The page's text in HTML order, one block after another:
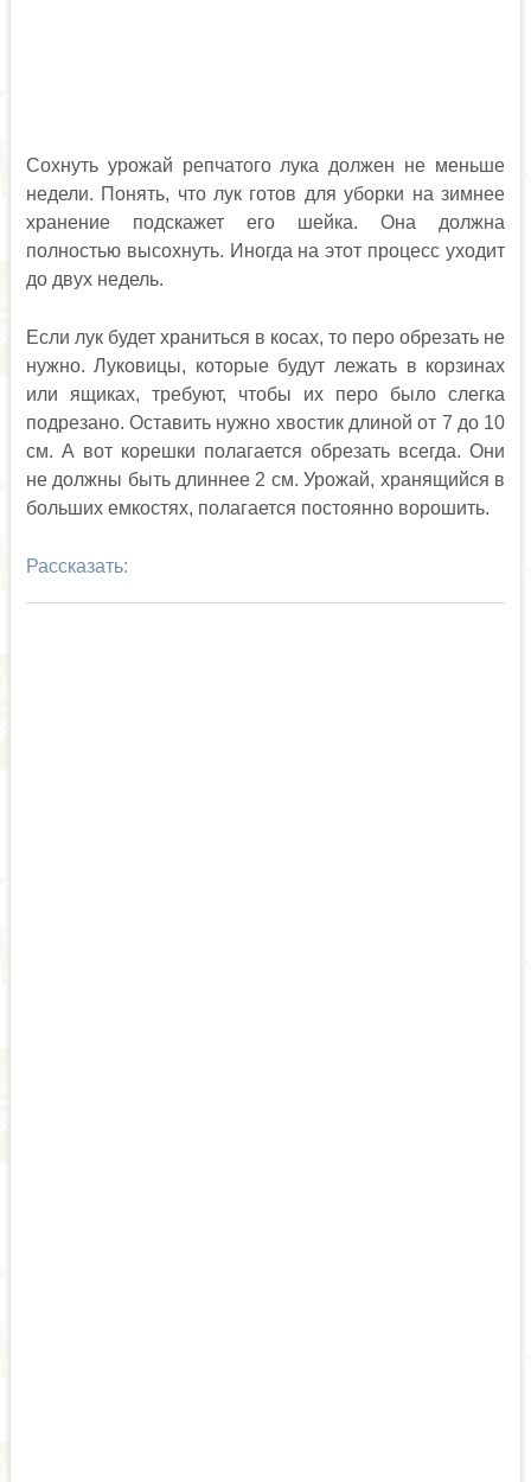
Сохнуть урожай репчатого лука должен не меньше
недели. Понять, что лук готов для уборки на зимнее
хранение подскажет его шейка. Она должна
полностью высохнуть. Иногда на этот процесс уходит
до двух недель.
Если лук будет храниться в косах, то перо обрезать не
нужно. Луковицы, которые будут лежать в корзинах
или ящиках, требуют, чтобы их перо было слегка
подрезано. Оставить нужно хвостик длиной от 7 до 10
см. А вот корешки полагается обрезать всегда. Они
не должны быть длиннее 2 см. Урожай, хранящийся в
больших емкостях, полагается постоянно ворошить.
Рассказать: